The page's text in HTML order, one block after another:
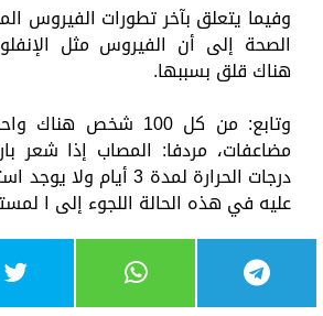
وفيما يتعلق بآخر تطورات الفيروس
الصحة إلى أن الفيروس مثل
هناك قلق بسببها.
وتابع: من كل 100
مضاعفات، مردفا: المصاب إذا شعر
درجات الحرارة لمدة 3 أيام
عليه في هذه الحالة اللجوء إلى ا